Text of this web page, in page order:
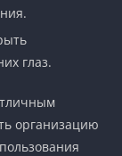
глаз.
организацию